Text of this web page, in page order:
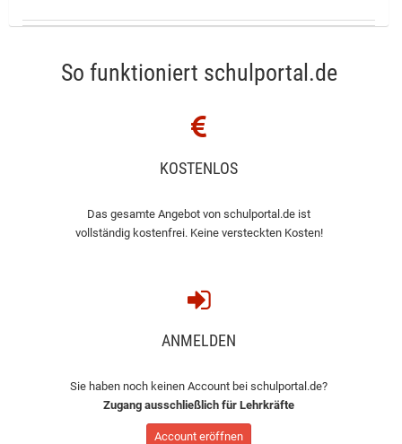
So funktioniert schulportal.de
KOSTENLOS
Das gesamte Angebot von schulportal.de ist
vollständig kostenfrei. Keine versteckten Kosten!
ANMELDEN
Sie haben noch keinen Account bei schulportal.de?
Zugang ausschließlich für Lehrkräfte
Account eröffnen